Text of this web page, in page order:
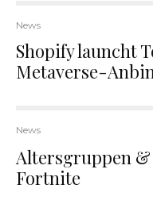
News
Shopify launcht
Metaverse-
News
Altersgruppen &
Fortnite